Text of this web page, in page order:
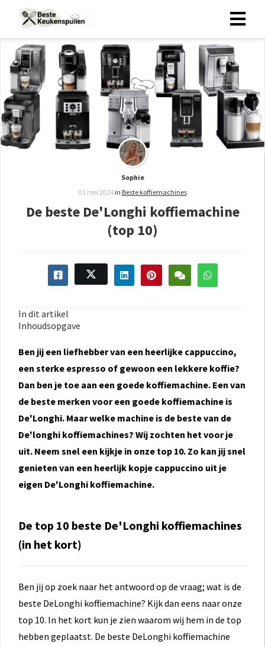
Sophie
01 mei 2024 in Beste koffiemachines
De beste De'Longhi koffiemachine
(top 10)
In dit artikel
Inhoudsopgave
Ben jij een liefhebber van een heerlijke cappuccino,
een sterke espresso of gewoon een lekkere koffie?
Dan ben je toe aan een goede koffiemachine. Een van
de beste merken voor een goede koffiemachine is
De'Longhi. Maar welke machine is de beste van de
De'longhi koffiemachines? Wij zochten het voor je
uit. Neem snel een kijkje in onze top 10. Zo kan jij snel
genieten van een heerlijk kopje cappuccino uit je
eigen De'Longhi koffiemachine.
De top 10 beste De'Longhi koffiemachines
(in het kort)
Ben jij op zoek naar het antwoord op de vraag; wat is de
beste DeLonghi koffiemachine? Kijk dan eens naar onze
top 10. In het kort kun je zien waarom wij hem in de top
hebben geplaatst. De beste DeLonghi koffiemachine